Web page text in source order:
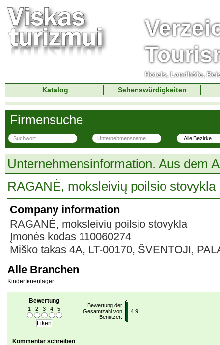
Hotels, Landhöfe,
Katalog
Sehenswürdigkeiten
Firmensuche
Unternehmensinformation. Aus dem
RAGANĖ, moksleivių poilsio stovykla
Company information
RAGANĖ, moksleivių poilsio stovykla
Įmonės kodas 110060274
Miško takas 4A, LT-00170, ŠVENTOJI,
Alle Branchen
Kinderferienlager
Bewertung
1 2 3 4 5
Bewertung der
Gesamtzahl von
Benutzer:
4.9
Kommentar schreiben